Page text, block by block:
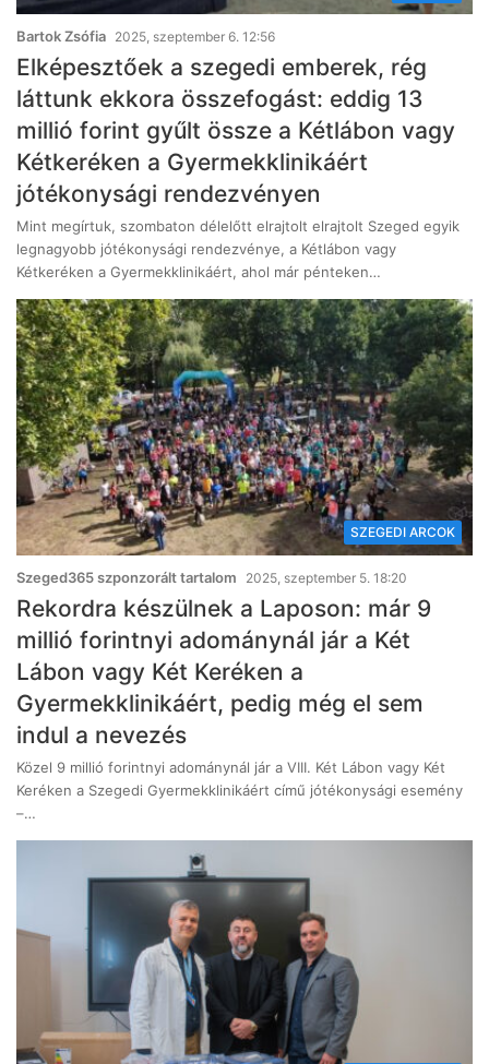
Bartok Zsófia 2025, szeptember 6. 12:56
Elképesztőek a szegedi emberek, rég
láttunk ekkora összefogást: eddig 13
millió forint gyűlt össze a Kétlábon vagy
Kétkeréken a Gyermekklinikáért
jótékonysági rendezvényen
Mint megírtuk, szombaton délelőtt elrajtolt elrajtolt Szeged egyik
legnagyobb jótékonysági rendezvénye, a Kétlábon vagy
Kétkeréken a Gyermekklinikáért, ahol már pénteken…
SZEGEDI ARCOK
Szeged365 szponzorált tartalom 2025, szeptember 5. 18:20
Rekordra készülnek a Laposon: már 9
millió forintnyi adománynál jár a Két
Lábon vagy Két Keréken a
Gyermekklinikáért, pedig még el sem
indul a nevezés
Közel 9 millió forintnyi adománynál jár a VIII. Két Lábon vagy Két
Keréken a Szegedi Gyermekklinikáért című jótékonysági esemény
–…